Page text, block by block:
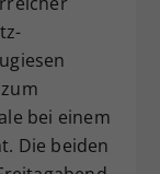
bei einem
Die beiden
Consent-
eine
die
falls der
eingestellt